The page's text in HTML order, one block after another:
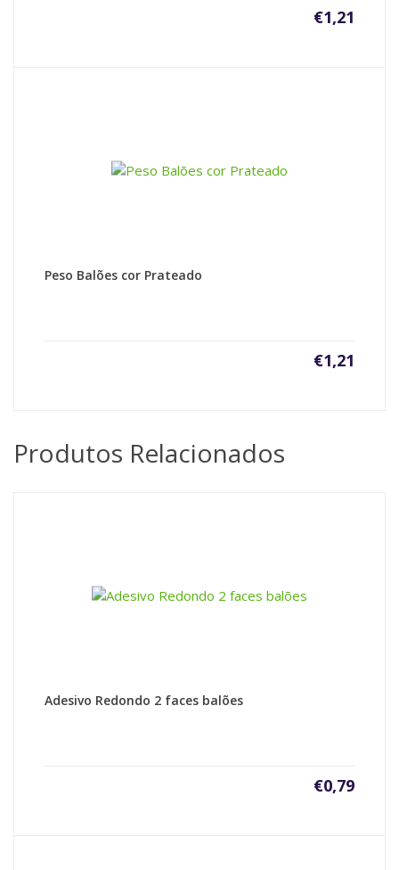
€1,21
Peso Balões cor Prateado
€1,21
Produtos Relacionados
Adesivo Redondo 2 faces balões
€0,79